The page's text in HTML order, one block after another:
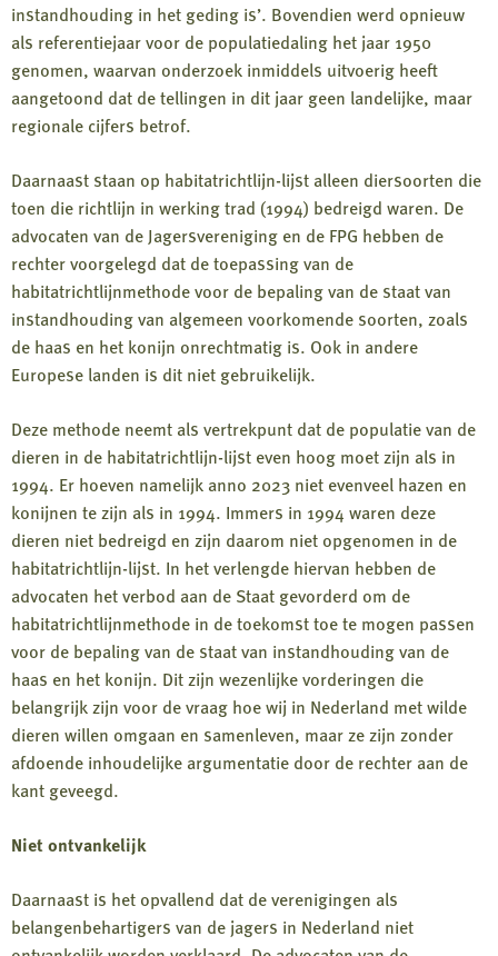
instandhouding in het geding is’. Bovendien werd opnieuw
als referentiejaar voor de populatiedaling het jaar 1950
genomen, waarvan onderzoek inmiddels uitvoerig heeft
aangetoond dat de tellingen in dit jaar geen landelijke, maar
regionale cijfers betrof.
Daarnaast staan op habitatrichtlijn-lijst alleen diersoorten die
toen die richtlijn in werking trad (1994) bedreigd waren. De
advocaten van de Jagersvereniging en de FPG hebben de
rechter voorgelegd dat de toepassing van de
habitatrichtlijnmethode voor de bepaling van de staat van
instandhouding van algemeen voorkomende soorten, zoals
de haas en het konijn onrechtmatig is. Ook in andere
Europese landen is dit niet gebruikelijk.
Deze methode neemt als vertrekpunt dat de populatie van de
dieren in de habitatrichtlijn-lijst even hoog moet zijn als in
1994. Er hoeven namelijk anno 2023 niet evenveel hazen en
konijnen te zijn als in 1994. Immers in 1994 waren deze
dieren niet bedreigd en zijn daarom niet opgenomen in de
habitatrichtlijn-lijst. In het verlengde hiervan hebben de
advocaten het verbod aan de Staat gevorderd om de
habitatrichtlijnmethode in de toekomst toe te mogen passen
voor de bepaling van de staat van instandhouding van de
haas en het konijn. Dit zijn wezenlijke vorderingen die
belangrijk zijn voor de vraag hoe wij in Nederland met wilde
dieren willen omgaan en samenleven, maar ze zijn zonder
afdoende inhoudelijke argumentatie door de rechter aan de
kant geveegd.
Niet ontvankelijk
Daarnaast is het opvallend dat de verenigingen als
belangenbehartigers van de jagers in Nederland niet